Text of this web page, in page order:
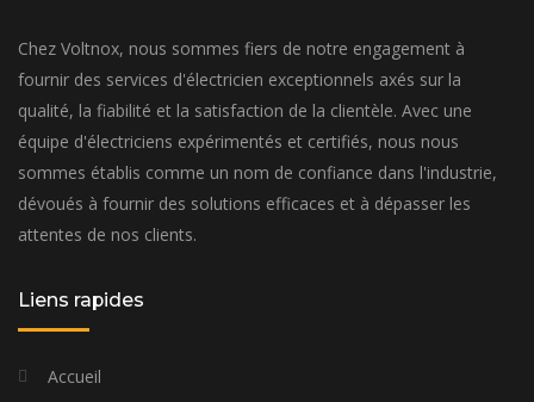
Chez Voltnox, nous sommes fiers de notre engagement à
fournir des services d'électricien exceptionnels axés sur la
qualité, la fiabilité et la satisfaction de la clientèle. Avec une
équipe d'électriciens expérimentés et certifiés, nous nous
sommes établis comme un nom de confiance dans l'industrie,
dévoués à fournir des solutions efficaces et à dépasser les
attentes de nos clients.
Liens rapides
Accueil